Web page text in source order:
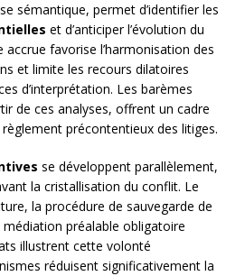
sémantique, permet d’identifier les
et d’anticiper l’évolution du
favorise l’harmonisation des
et limite les recours dilatoires
d’interprétation. Les barèmes
de ces analyses, offrent un cadre
précontentieux des litiges.
se développent parallèlement,
la cristallisation du conflit. Le
la procédure de sauvegarde de
préalable obligatoire
illustrent cette volonté
réduisent significativement la